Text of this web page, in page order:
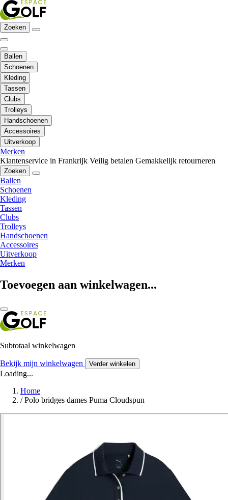
Zoeken
Ballen
Schoenen
Kleding
Tassen
Clubs
Trolleys
Handschoenen
Accessoires
Uitverkoop
Merken
Klantenservice in Frankrijk Veilig betalen Gemakkelijk retourneren
Zoeken
Ballen
Schoenen
Kleding
Tassen
Clubs
Trolleys
Handschoenen
Accessoires
Uitverkoop
Merken
Toevoegen aan winkelwagen...
Subtotaal winkelwagen
Bekijk mijn winkelwagen Verder winkelen
Loading...
Home
/ Polo bridges dames Puma Cloudspun